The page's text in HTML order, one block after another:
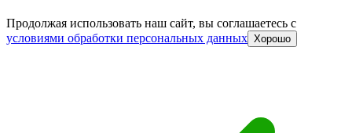
Продолжая использовать наш сайт, вы соглашаетесь c
условиями обработки персональных данных Хорошо